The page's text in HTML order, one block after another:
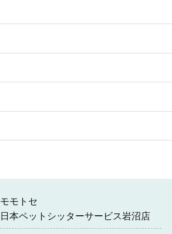
モモトセ
日本ペットシッターサービス岩沼店